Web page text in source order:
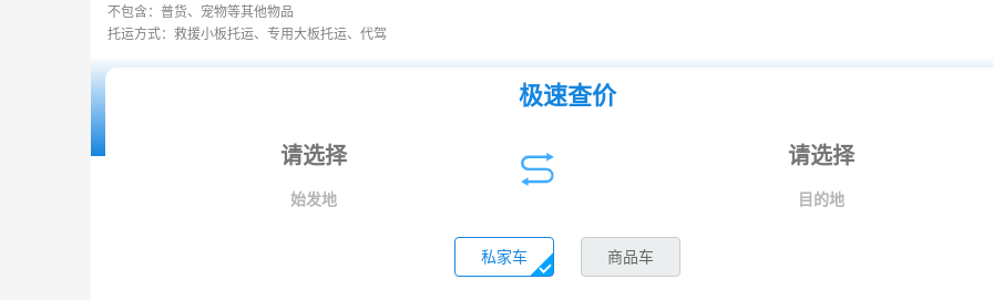
不包含：普货、宠物等其他物品
托运方式：救援小板托运、专用大板托运、代驾
极速查价
始发地 目的地
私家车 商品车